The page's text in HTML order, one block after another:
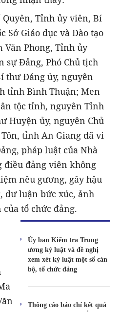
Quyên, Tỉnh ủy viên, Bí
Sở Giáo dục và Đào tạo
Văn Phong, Tỉnh ủy
sự Đảng, Phó Chủ tịch
thư Đảng ủy, nguyên
tỉnh Bình Thuận; Men
tộc tỉnh, nguyên Tỉnh
Huyện ủy, nguyên Chủ
tỉnh An Giang đã vi
pháp luật của Nhà
đảng viên không
nêu gương, gây hậu
dư luận bức xúc, ảnh
tổ chức đảng.
Ủy ban Kiểm tra Trung
ương kỷ luật và đề nghị
xem xét kỷ luật một số cán
bộ, tổ chức đảng
Thông cáo báo chí kết quả